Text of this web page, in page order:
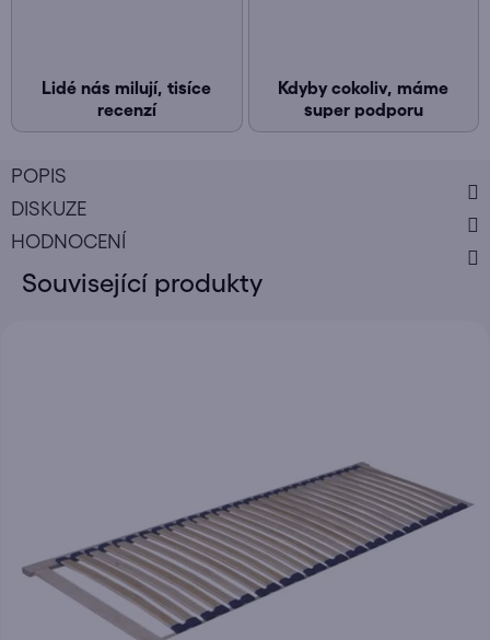
Lidé nás milují, tisíce
recenzí
Kdyby cokoliv, máme
super podporu
POPIS
DISKUZE
HODNOCENÍ
Související produkty